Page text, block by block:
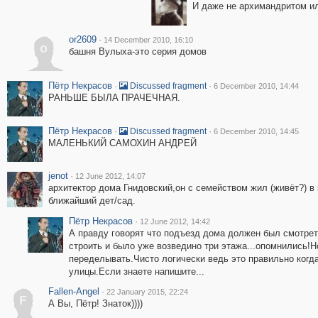
И даже не архимандритом
o
or2609 · 14 December 2010, 16:10
башня Вулыха-это серия домов
Пётр Некрасов · Discussed fragment · 6 December 2010, 14:44
РАНЬШЕ БЫЛА ПРАЧЕЧНАЯ.
Пётр Некрасов · Discussed fragment · 6 December 2010, 14:45
МАЛЕНЬКИЙ САМОХИН АНДРЕЙ
jenot · 12 June 2012, 14:07
архитектор дома Гнидовский,он с семейством жил
ближайший дет/сад.
Пётр Некрасов · 12 June 2012, 14:42
А правду говорят что подъезд дома должен был
строить и было уже возведино три
переделывать.Чисто логически ведь это правильно
улицы.Если знаете напишите...
F
Fallen-Angel · 22 January 2015, 22:24
А Вы, Пётр! Знаток))))